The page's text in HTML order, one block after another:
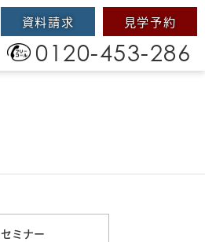
資料請求 見学予約
0120-453-286
セミナー